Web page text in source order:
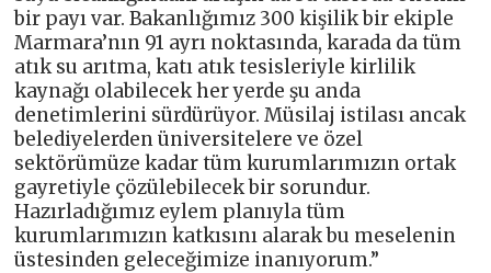
bir payı var. Bakanlığımız 300 kişilik bir ekiple
Marmara’nın 91 ayrı noktasında, karada da tüm
atık su arıtma, katı atık tesisleriyle kirlilik
kaynağı olabilecek her yerde şu anda
denetimlerini sürdürüyor. Müsilaj istilası ancak
belediyelerden üniversitelere ve özel
sektörümüze kadar tüm kurumlarımızın ortak
gayretiyle çözülebilecek bir sorundur.
Hazırladığımız eylem planıyla tüm
kurumlarımızın katkısını alarak bu meselenin
üstesinden geleceğimize inanıyorum.”